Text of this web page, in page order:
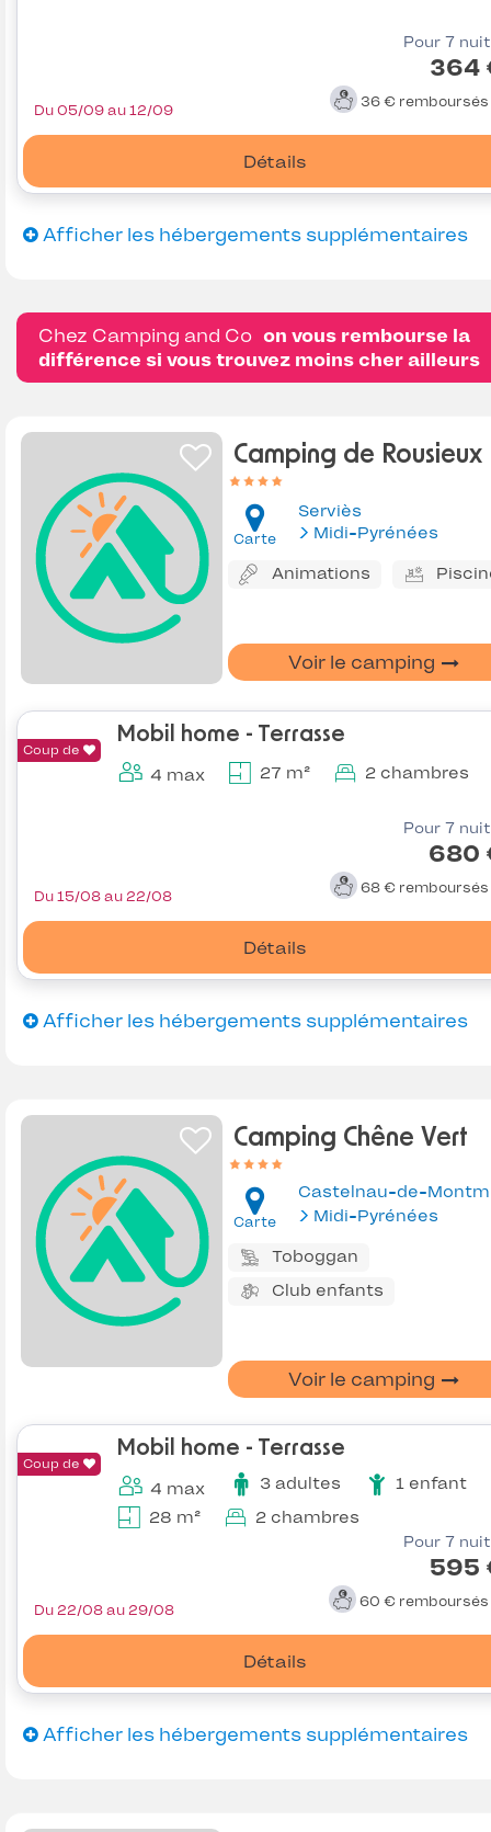
Pour 7
364
36 € remboursés
Détails
Du 05/09 au 12/09
Afficher les hébergements supplémentaires
Chez Camping and Co on vous rembourse la
différence si vous trouvez moins cher ailleurs
Camping de Rousieux
Carte
Serviès
Midi-Pyrénées
Animations
Voir le camping
Coup de
Mobil home - Terrasse
4 max 27 m² 2 chambres
Pour 7
680
68 € remboursés
Détails
Du 15/08 au 22/08
Afficher les hébergements supplémentaires
Camping Chêne Vert
Carte
Castelnau-de-
Midi-Pyrénées
Toboggan
Club enfants
Voir le camping
Coup de
Mobil home - Terrasse
4 max 3 adultes
1 enfant
28 m²
2 chambres
Pour 7
595
60 € remboursés
Détails
Du 22/08 au 29/08
Afficher les hébergements supplémentaires